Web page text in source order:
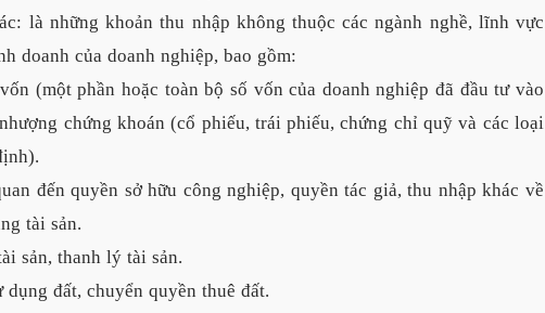
là những khoản thu nhập không thuộc các ngành nghề, lĩnh vực
doanh của doanh nghiệp, bao gồm:
(một phần hoặc toàn bộ số vốn của doanh nghiệp đã đầu tư vào
chứng khoán (cổ phiếu, trái phiếu, chứng chỉ quỹ và các loại
đến quyền sở hữu công nghiệp, quyền tác giả, thu nhập khác về
tài sản.
sản, thanh lý tài sản.
đất, chuyển quyền thuê đất.